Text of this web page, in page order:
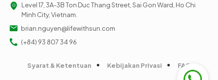
Level 17, 3A-3B Ton Duc Thang Street, Sai Gon Ward, Ho Chi
Minh City, Vietnam.
brian.nguyen@lifewithsun.com
(+84) 93 807 34 96
Syarat & Ketentuan Kebijakan Privasi FAQ